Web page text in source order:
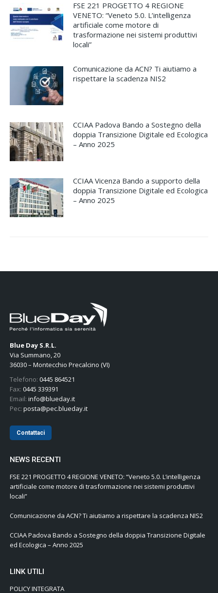
FSE 221 PROGETTO 4 REGIONE
VENETO: “Veneto 5.0. L’intelligenza
artificiale come motore di
trasformazione nei sistemi produttivi
locali”
Comunicazione da ACN? Ti aiutiamo a
rispettare la scadenza NIS2
CCIAA Padova Bando a Sostegno della
doppia Transizione Digitale ed Ecologica
– Anno 2025
CCIAA Vicenza Bando a supporto della
doppia Transizione Digitale ed Ecologica
– Anno 2025
Blue Day S.R.L.
Via Summano, 20
36030 – Montecchio Precalcino (VI)
Telefono: 0445 864521
Fax: 0445 339391
Email: info@blueday.it
Pec: posta@pec.blueday.it
Contattaci
NEWS RECENTI
FSE 221 PROGETTO 4 REGIONE VENETO: “Veneto 5.0. L’intelligenza
artificiale come motore di trasformazione nei sistemi produttivi
locali”
Comunicazione da ACN? Ti aiutiamo a rispettare la scadenza NIS2
CCIAA Padova Bando a Sostegno della doppia Transizione Digitale
ed Ecologica – Anno 2025
LINK UTILI
POLICY INTEGRATA